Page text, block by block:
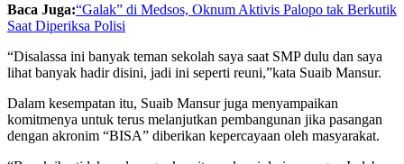
Baca Juga:“Galak” di Medsos, Oknum Aktivis Palopo tak Berkutik
Saat Diperiksa Polisi
“Disalassa ini banyak teman sekolah saya saat SMP dulu dan saya
lihat banyak hadir disini, jadi ini seperti reuni,”kata Suaib Mansur.
Dalam kesempatan itu, Suaib Mansur juga menyampaikan
komitmenya untuk terus melanjutkan pembangunan jika pasangan
dengan akronim “BISA” diberikan kepercayaan oleh masyarakat.